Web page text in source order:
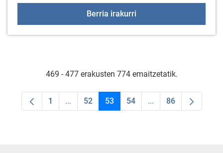
Berria irakurri
469 - 477 erakusten 774 emaitzetatik.
Orrialdea
1 ...Intermediate Pages Use TAB to navigate.
Orrialdea
52 Orrialdea
53 Orrialdea
54 ...Intermediate Pages
Orrialdea
86